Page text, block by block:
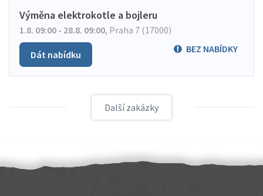
Výměna elektrokotle a bojleru
1.8. 09:00 - 28.8. 09:00, Praha 7 (17000)
BEZ NABÍDKY
Dát nabídku
Další zakázky